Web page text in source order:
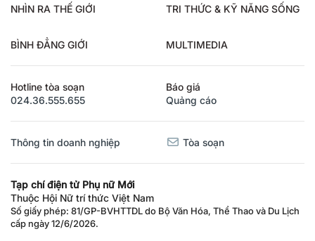
NHÌN RA THẾ GIỚI TRI THỨC & KỸ NĂNG SỐNG
BÌNH ĐẲNG GIỚI MULTIMEDIA
Hotline tòa soạn
024.36.555.655
Báo giá
Quảng cáo
Thông tin doanh nghiệp Tòa soạn
Tạp chí điện tử Phụ nữ Mới
Thuộc Hội Nữ trí thức Việt Nam
Số giấy phép: 81/GP-BVHTTDL do Bộ Văn Hóa, Thể Thao và Du Lịch
cấp ngày 12/6/2026.